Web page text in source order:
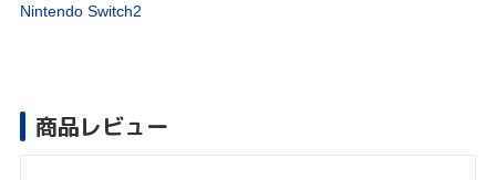
Nintendo Switch2
商品レビュー